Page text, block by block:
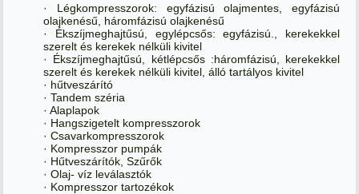
· Légkompresszorok: egyfázisú olajmentes, egyfázisú
olajkenésű, háromfázisú olajkenésű
· Ékszíjmeghajtűsú, egylépcsős: egyfázisú., kerekekkel
szerelt és kerekek nélküli kivitel
· Ékszíjmeghajtűsú, kétlépcsős :háromfázisú, kerekekkel
szerelt és kerekek nélküli kivitel, álló tartályos kivitel
· hűtveszárító
· Tandem széria
· Alaplapok
· Hangszigetelt kompresszorok
· Csavarkompresszorok
· Kompresszor pumpák
· Hűtveszárítók, Szűrők
· Olaj- víz leválasztók
· Kompresszor tartozékok